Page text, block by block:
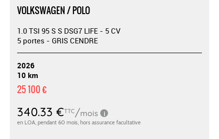
VOLKSWAGEN / POLO
1.0 TSI 95 S S DSG7 LIFE - 5 CV
5 portes - GRIS CENDRE
2026
10 km
25 100 €